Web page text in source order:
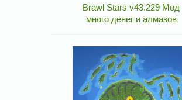
Brawl Stars v43.229 Мод
много денег и алмазов